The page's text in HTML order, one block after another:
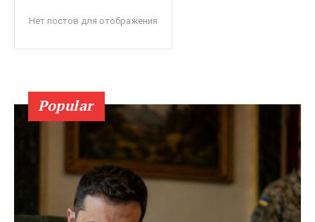
Нет постов для отображения
Popular